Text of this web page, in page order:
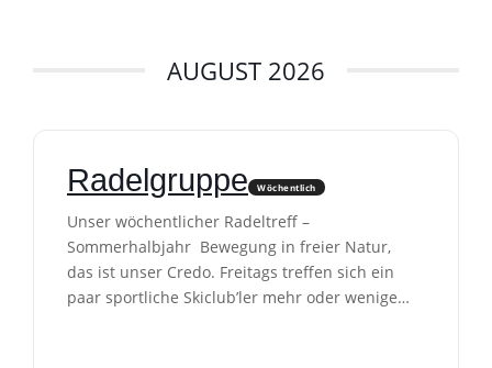
AUGUST 2026
Radelgruppe Wöchentlich
Unser wöchentlicher Radeltreff –
Sommerhalbjahr Bewegung in freier Natur,
das ist unser Credo. Freitags treffen sich ein
paar sportliche Skiclub’ler mehr oder weniger